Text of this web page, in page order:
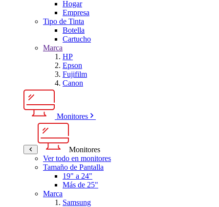
Hogar
Empresa
Tipo de Tinta
Botella
Cartucho
Marca
HP
Epson
Fujifilm
Canon
Monitores
Monitores
Ver todo en monitores
Tamaño de Pantalla
19" a 24"
Más de 25"
Marca
Samsung